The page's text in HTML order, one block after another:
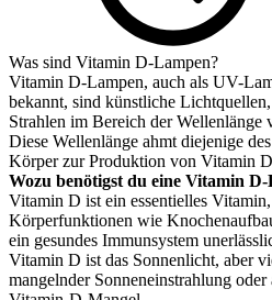
Was sind Vitamin D-Lampen?
Vitamin D-Lampen, auch als UV-
bekannt, sind künstliche
Strahlen im Bereich der Wellenlänge
Diese Wellenlänge ahmt diejenige
Körper zur Produktion von Vitamin
Wozu benötigst du eine Vitamin D-
Vitamin D ist ein essentielles
Körperfunktionen wie
ein gesundes Immunsystem
Vitamin D ist das Sonnenlicht, aber
mangelnder Sonneneinstrahlung oder